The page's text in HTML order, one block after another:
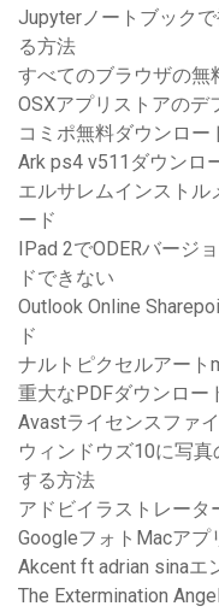
Jupyterノートブック
る方法
すべてのブラウザの無
OSXアプリストアの
コミポ無料ダウンロー
Ark ps4 v511ダウンロ
エルサレムインストル
ード
IPad 2でODERバージ
ドできない
Outlook Online
ド
ナルトピクセルアート
重大なPDFダウンロー
Avastライセンスファ
ウィンドウズ10に写
する方法
アドビイラストレータ
GoogleフォトMacアプ
Akcent ft adrian sinaエ
The Extermination